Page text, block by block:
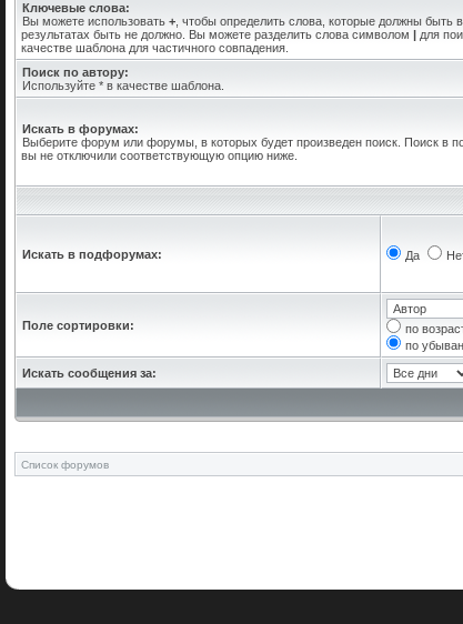
Ключевые слова:
Вы можете использовать + , чтобы определить слова, которые должны быть
результатах быть не должно. Вы можете разделить слова символом | для
качестве шаблона для частичного совпадения.
Поиск по автору:
Используйте * в качестве шаблона.
Искать в форумах:
Выберите форум или форумы, в которых будет произведен поиск. Поиск в
вы не отключили соответствующую опцию ниже.
Искать в подфорумах: Да
Поле сортировки:
по
по
Искать сообщения за:
Список форумов